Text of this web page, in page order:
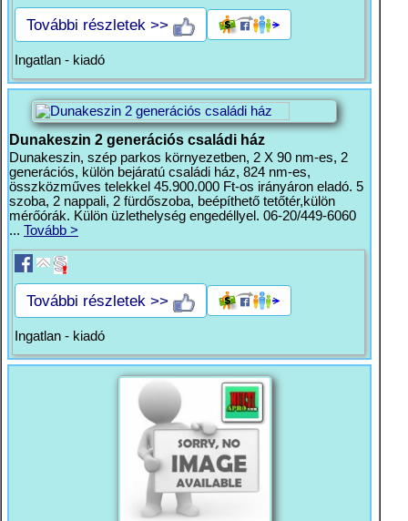
További részletek >>
Ingatlan - kiadó
Dunakeszin 2 generációs családi ház
Dunakeszin, szép parkos környezetben, 2 X 90 nm-es, 2
generációs, külön bejáratú családi ház, 824 nm-es,
összközműves telekkel 45.900.000 Ft-os irányáron eladó. 5
szoba, 2 nappali, 2 fürdőszoba, beépíthető tetőtér,külön
mérőórák. Külön üzlethelység engedéllyel. 06-20/449-6060
... Tovább >
További részletek >>
Ingatlan - kiadó